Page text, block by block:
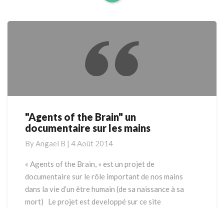
"Agents
of
Brain"
un
documentaire
sur
les
mains
"Agents of the Brain" un
documentaire sur les mains
ByAngael B | 4 Août 2014
« Agents of the Brain, » est un projet de
documentaire sur le rôle important de nos mains
dans la vie d’un être humain (de sa naissance à sa
mort) Le projet est developpé sur ce site